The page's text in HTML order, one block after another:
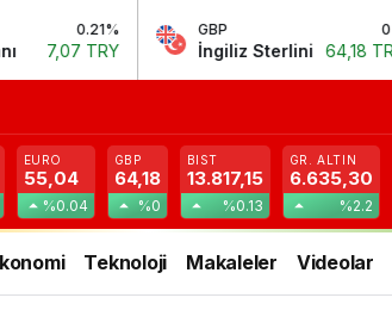
0%
İngiliz Sterlini 64,18 TRY
EURO/
Euro
EURO
55,04
%0.04
GBP
64,18
%0
BIST
13.817,15
%0.13
GR. ALTIN
6.635,30
%2.2
Teknoloji Makaleler Videolar